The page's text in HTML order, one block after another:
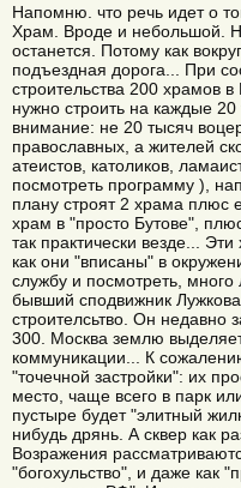
Напомню. что речь идет о
Храм. Вроде и небольшой.
останется. Потому как
подъездная дорога... При
строительства 200 храмов
нужно строить на каждые
внимание: не 20 тысяч
православных, а жителей
атеистов, католиков,
посмотреть программу ),
плану строят 2 храма плюс
храм в "просто Бутове",
так практически везде...
как они "вписаны" в
службу и посмотреть, много
бывший сподвижник
строителсьтво. Он недавно
300. Москва землю
коммуникации... К
"точечной застройки": их
место, чаще всего в парк
пустыре будет "элитный
нибудь дрянь. А сквер как
Возражения
"богохульство", и даже как